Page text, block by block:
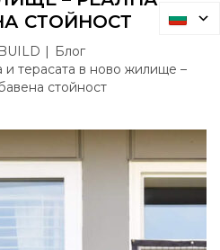
СТОЙНОСТ
Блог
и терасата в ново жилище –
стойност